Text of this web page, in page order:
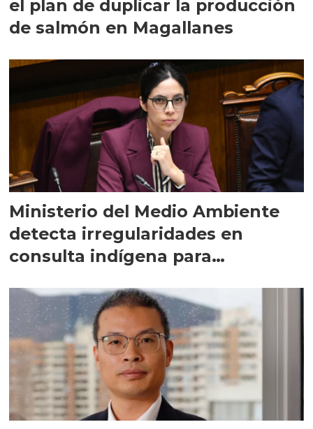
el plan de duplicar la producción
de salmón en Magallanes
Ministerio del Medio Ambiente
detecta irregularidades en
consulta indígena para